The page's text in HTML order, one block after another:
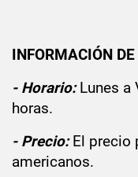
INFORMACIÓN
- Horario:Lunes a
horas.
- Precio: El precio
americanos.